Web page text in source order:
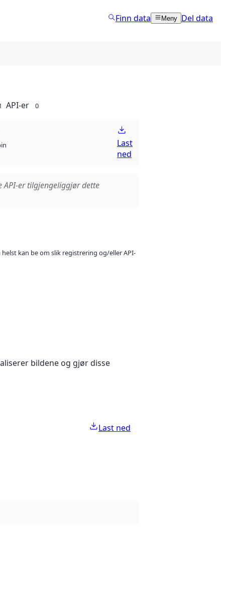
Finn data Meny Del data
API-er 0
Last
ned
API-er tilgjengeliggjør dette
kan be om slik registrering og/eller API-
bildene og gjør disse
Last ned